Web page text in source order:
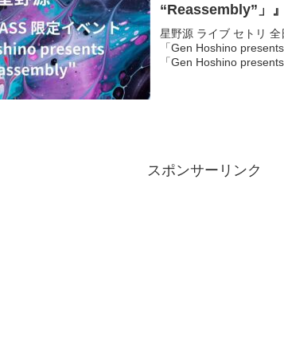
“Reassembly”」』
星野源 ライブ セトリ
「Gen Hoshino
「Gen Hoshino presents
スポンサーリンク